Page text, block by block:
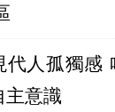
代人孤獨感
主意識